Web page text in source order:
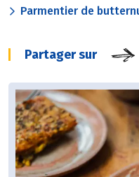
Parmentier de
Partager sur